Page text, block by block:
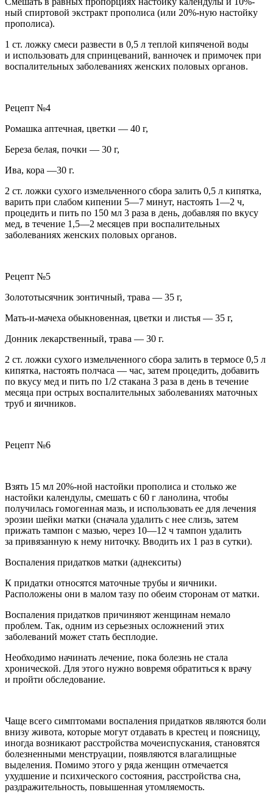
ный спиртовой экстракт прополиса (или 20%-ную настойку
прополиса).
1 ст. ложку смеси развести в 0,5 л теплой кипяченой воды
и использовать для спринцеваний, ванночек и примочек при
воспалительных заболеваниях женских половых органов.
Рецепт №4
Ромашка аптечная, цветки — 40 г,
Береза белая, почки — 30 г,
Ива, кора —30 г.
2 ст. ложки сухого измельченного сбора залить 0,5 л кипятка,
варить при слабом кипении 5—7 минут, настоять 1—2 ч,
процедить и пить по 150 мл 3 раза в день, добавляя по вкусу
мед, в течение 1,5—2 месяцев при воспалительных
заболеваниях женских половых органов.
Рецепт №5
Золототысячник зонтичный, трава — 35 г,
Мать-и-мачеха обыкновенная, цветки и листья — 35 г,
Донник лекарственный, трава — 30 г.
2 ст. ложки сухого измельченного сбора залить в термосе 0,5 л
кипятка, настоять полчаса — час, затем процедить, добавить
по вкусу мед и пить по 1/2 стакана 3 раза в день в течение
месяца при острых воспалительных заболеваниях маточных
труб и яичников.
Рецепт №6
Взять 15 мл 20%-ной настойки прополиса и столько же
настойки календулы, смешать с 60 г ланолина, чтобы
получилась гомогенная мазь, и использовать ее для лечения
эрозии шейки матки (сначала удалить с нее слизь, затем
прижать тампон с мазью, через 10—12 ч тампон удалить
за привязанную к нему ниточку. Вводить их 1 раз в сутки).
Воспаления придатков матки (аднекситы)
К придатки относятся маточные трубы и яичники.
Расположены они в малом тазу по обеим сторонам от матки.
Воспаления придатков причиняют женщинам немало
проблем. Так, одним из серьезных осложнений этих
заболеваний может стать бесплодие.
Необходимо начинать лечение, пока болезнь не стала
хронической. Для этого нужно вовремя обратиться к врачу
и пройти обследование.
Чаще всего симптомами воспаления придатков являются боли
внизу живота, которые могут отдавать в крестец и поясницу,
иногда возникают расстройства мочеиспускания, становятся
болезненными менструации, появляются влагалищные
выделения. Помимо этого у ряда женщин отмечается
ухудшение и психического состояния, расстройства сна,
раздражительность, повышенная утомляемость.